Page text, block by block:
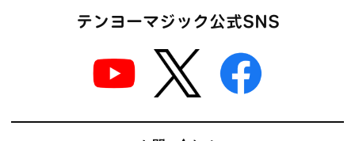
テンヨーマジック公式SNS